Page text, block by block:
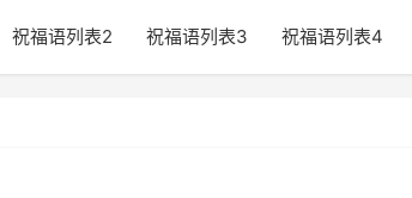
祝福语列表2 祝福语列表3 祝福语列表4